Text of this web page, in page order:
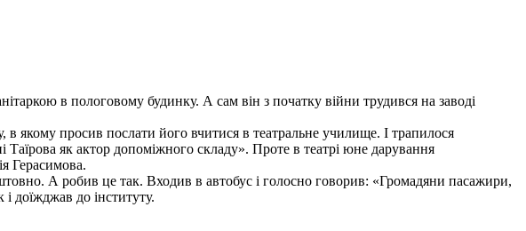
в пологовому будинку. А сам він з початку війни трудився на заводі
в якому просив послати його вчитися в театральне училище. І трапилося
як актор допоміжного складу». Проте в театрі юне дарування
Герасимова.
А робив це так. Входив в автобус і голосно говорив: «Громадяни пасажири,
доїжджав до інституту.